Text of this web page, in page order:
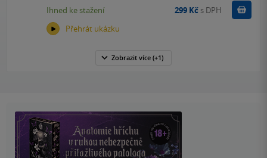
Přehrát ukázku
Ihned ke stažení 299 Kč s DPH Koupit
Zobrazit více (+1)